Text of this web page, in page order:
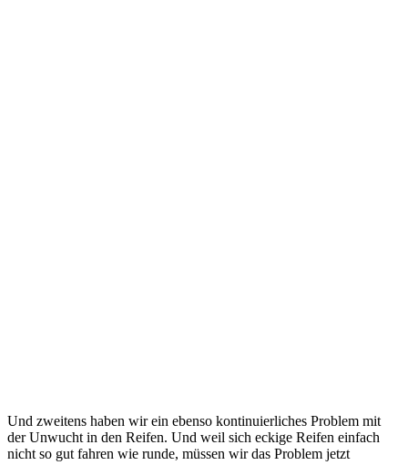
Und zweitens haben wir ein ebenso kontinuierliches Problem mit
der Unwucht in den Reifen. Und weil sich eckige Reifen einfach
nicht so gut fahren wie runde, müssen wir das Problem jetzt